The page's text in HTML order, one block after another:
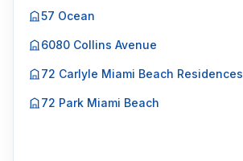
57 Ocean
6080 Collins Avenue
72 Carlyle Miami Beach Residences
72 Park Miami Beach